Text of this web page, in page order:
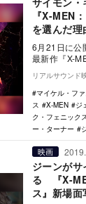
『X-MEN
を選んだ理
6月21日に公
最新作『X-
の監督を務
原作…
リアルサウンド
マイケル・フ
ス
X-MEN ジ
ク・フェニック
ー・ターナー
映画
ジーンが
る 『X-
ス』新場